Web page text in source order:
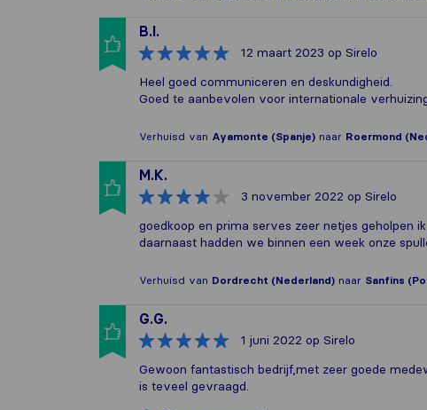
B.I.
12 maart 2023 op Sirelo
Heel goed communiceren en deskundigheid.
Goed te aanbevolen voor internationale
Verhuisd van Ayamonte (Spanje) naar Roermond
M.K.
3 november 2022 op Sirelo
goedkoop en prima serves zeer netjes geholpen
daarnaast hadden we binnen een week onze
Verhuisd van Dordrecht (Nederland) naar Sanfins
G.G.
1 juni 2022 op Sirelo
Gewoon fantastisch bedrijf,met zeer goede
is teveel gevraagd.